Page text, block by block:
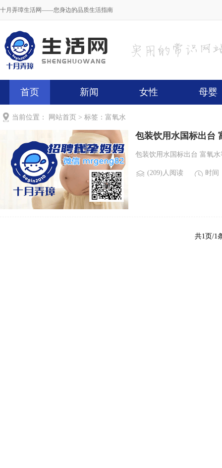
十月弄璋生活网——您身边的品质生活指南
首页 新闻 女性 母婴
当前位置： 网站首页 > 标签：富氧水
包装饮用水国标出台
包装饮用水国标出台 富氧
(209)人阅读 时间
共1页/1